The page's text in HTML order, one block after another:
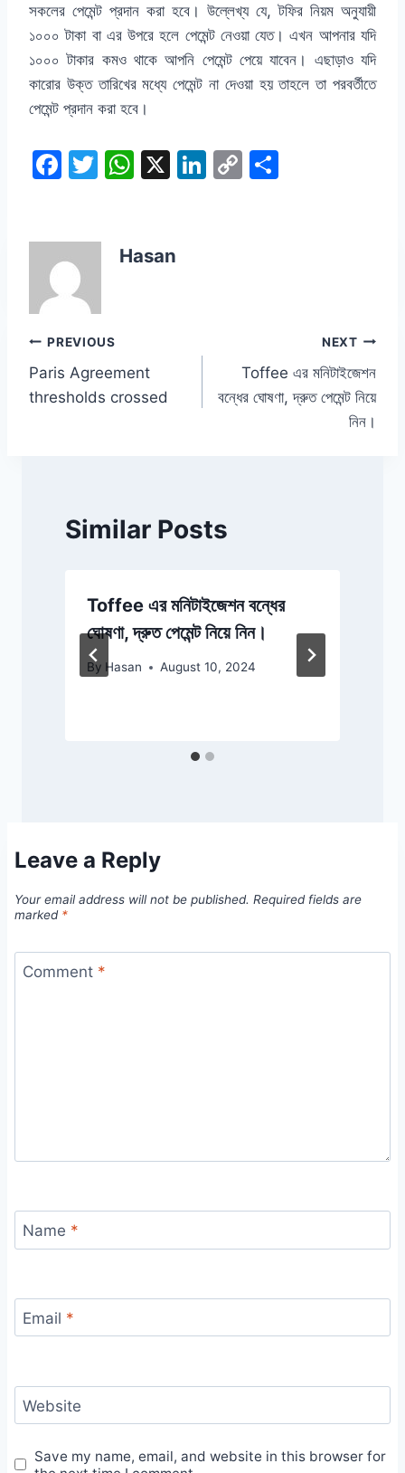
সকলের পেমেন্ট প্রদান করা হবে। উল্লেখ্য যে, টফির নিয়ম অনুযায়ী
১০০০ টাকা বা এর উপরে হলে পেমেন্ট নেওয়া যেত। এখন আপনার যদি
১০০০ টাকার কমও থাকে আপনি পেমেন্ট পেয়ে যাবেন। এছাড়াও যদি
কারোর উক্ত তারিখের মধ্যে পেমেন্ট না দেওয়া হয় তাহলে তা পরবর্তীতে
পেমেন্ট প্রদান করা হবে।
F
e
b
o
o
k
T
er
W
s
X
Li C
Hasan
Post
navigation
PREVIOUS
Paris Agreement
thresholds crossed
NEXT
Toffee এর মনিটাইজেশন
বন্ধের ঘোষণা, দ্রুত পেমেন্ট নিয়ে
নিন।
Similar Posts
Toffee এর মনিটাইজেশন বন্ধের
ঘোষণা, দ্রুত পেমেন্ট নিয়ে নিন।
By Hasan August 10, 2024
Leave a Reply
Your email address will not be published. Required fields are
marked *
Comment *
Name *
Email *
Website
Save my name, email, and website in this browser for